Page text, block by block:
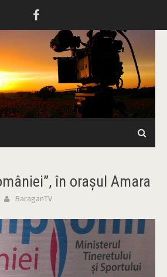
în oraşul Amara
BaraganTV